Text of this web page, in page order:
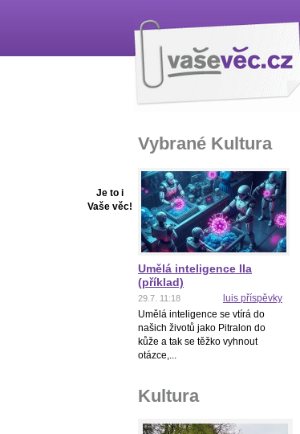
Je to i
Vaše věc!
Vybrané Kultura
Umělá inteligence IIa
(příklad)
29.7. 11:18
luis příspěvky
Umělá inteligence se vtírá do
našich životů jako Pitralon do
kůže a tak se těžko vyhnout
otázce,...
Kultura